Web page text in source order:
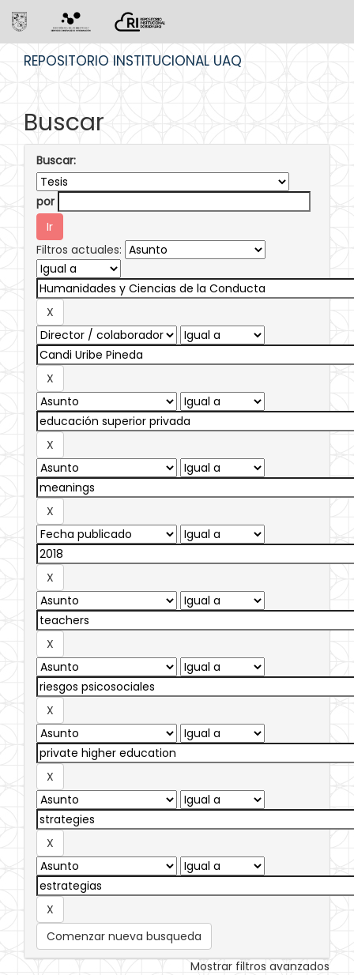
REPOSITORIO INSTITUCIONAL UAQ
Buscar
Buscar:
por
Filtros actuales:
Comenzar nueva busqueda
Mostrar filtros avanzados